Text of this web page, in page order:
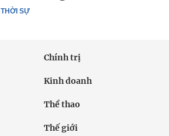
THỜI SỰ
Chính trị
Kinh doanh
Thể thao
Thế giới